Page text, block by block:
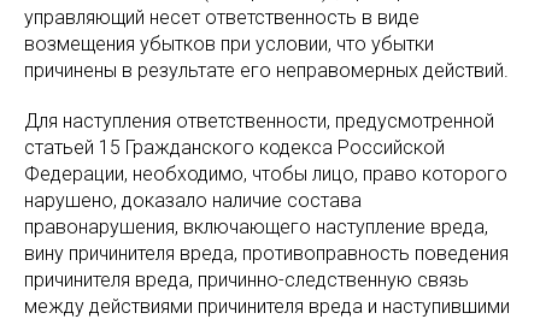
управляющий несет ответственность в виде
возмещения убытков при условии, что убытки
причинены в результате его неправомерных действий.
Для наступления ответственности, предусмотренной
статьей 15 Гражданского кодекса Российской
Федерации, необходимо, чтобы лицо, право которого
нарушено, доказало наличие состава
правонарушения, включающего наступление вреда,
вину причинителя вреда, противоправность поведения
причинителя вреда, причинно-следственную связь
между действиями причинителя вреда и наступившими